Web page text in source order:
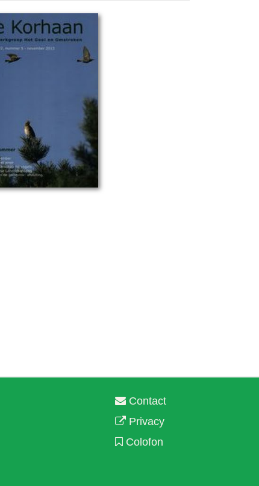
Contact
Privacy
Colofon